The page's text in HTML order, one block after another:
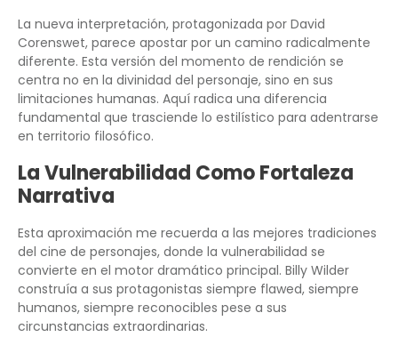
La nueva interpretación, protagonizada por David
Corenswet, parece apostar por un camino radicalmente
diferente. Esta versión del momento de rendición se
centra no en la divinidad del personaje, sino en sus
limitaciones humanas. Aquí radica una diferencia
fundamental que trasciende lo estilístico para adentrarse
en territorio filosófico.
La Vulnerabilidad Como Fortaleza
Narrativa
Esta aproximación me recuerda a las mejores tradiciones
del cine de personajes, donde la vulnerabilidad se
convierte en el motor dramático principal. Billy Wilder
construía a sus protagonistas siempre flawed, siempre
humanos, siempre reconocibles pese a sus
circunstancias extraordinarias.